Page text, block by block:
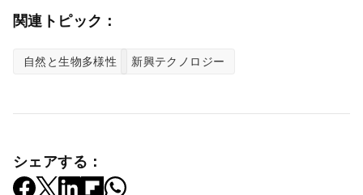
関連トピック：
自然と生物多様性 新興テクノロジー
シェアする：